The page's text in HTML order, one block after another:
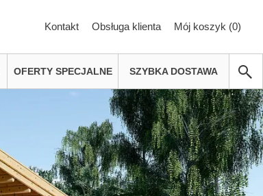
Kontakt Obsługa klienta Mój koszyk (0)
OFERTY SPECJALNE SZYBKA DOSTAWA